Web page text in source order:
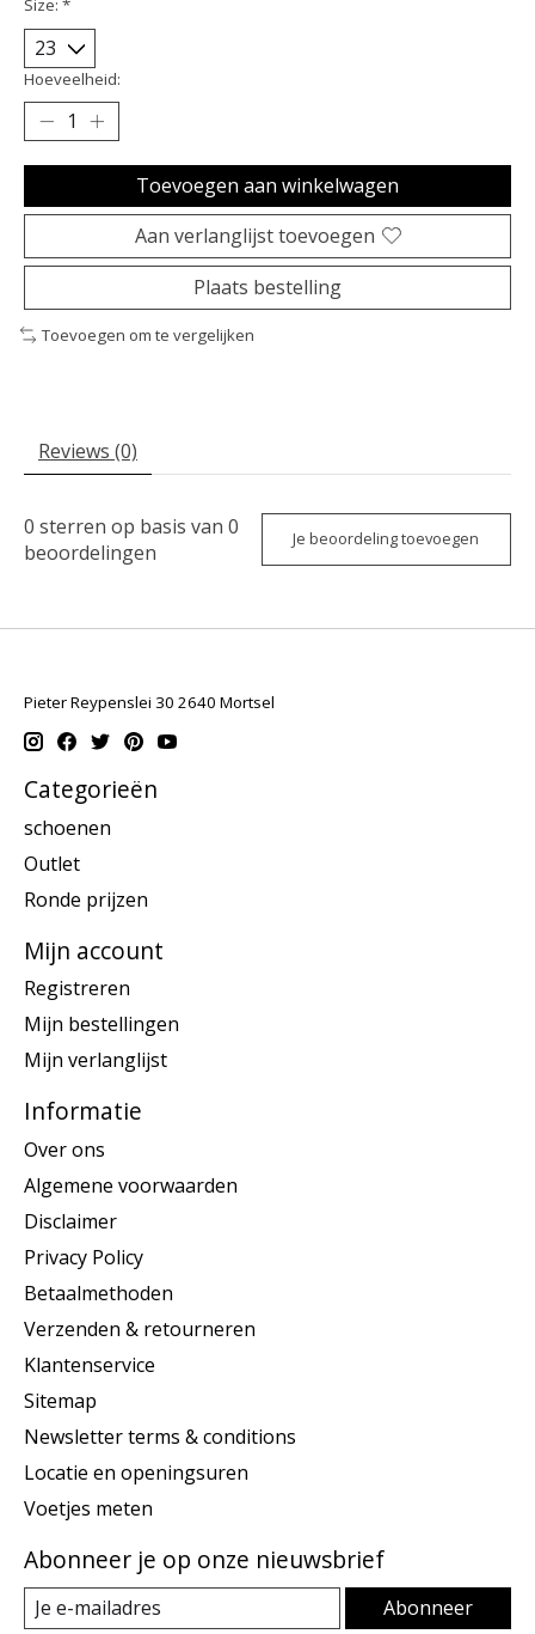
Size: *
Hoeveelheid:
Toevoegen aan winkelwagen
Aan verlanglijst toevoegen
Plaats bestelling
Toevoegen om te vergelijken
Reviews (0)
0 sterren op basis van 0
beoordelingen
Je beoordeling toevoegen
Pieter Reypenslei 30 2640 Mortsel
Categorieën
schoenen
Outlet
Ronde prijzen
Mijn account
Registreren
Mijn bestellingen
Mijn verlanglijst
Informatie
Over ons
Algemene voorwaarden
Disclaimer
Privacy Policy
Betaalmethoden
Verzenden & retourneren
Klantenservice
Sitemap
Newsletter terms & conditions
Locatie en openingsuren
Voetjes meten
Abonneer je op onze nieuwsbrief
Abonneer